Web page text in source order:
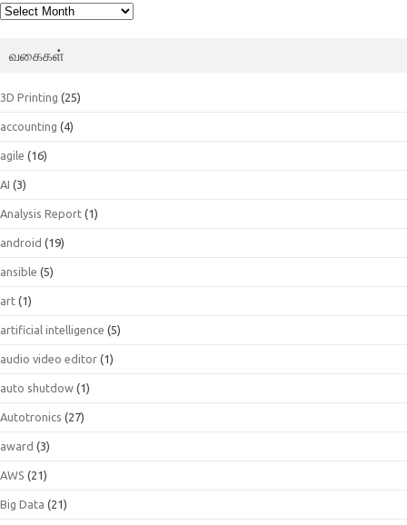
பெட்டகம்
வகைகள்
3D Printing (25)
accounting (4)
agile (16)
AI (3)
Analysis Report (1)
android (19)
ansible (5)
art (1)
artificial intelligence (5)
audio video editor (1)
auto shutdow (1)
Autotronics (27)
award (3)
AWS (21)
Big Data (21)